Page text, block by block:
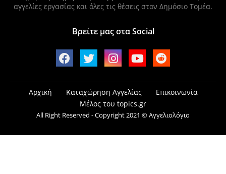
αγγελίες εργασίας και όλες τις θέσεις στον Δημόσιο Τομέα.
Βρείτε μας στα Social
Αρχική Καταχώρηση Αγγελίας
Επικοινωνία
Μέλος του topics.gr
All Right Reserved - Copyright 2021 © Αγγελιολόγιο